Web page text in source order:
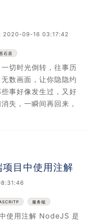
2020-09-16 03:17:42
石居
切时光倒转，往事历
数画面，让你隐隐约
事好像发生过，又好
失，一瞬间再回来，
目中使用注解
服务端
使用注解 NodeJS 是